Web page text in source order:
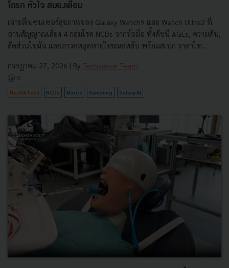
โตรก หัวใจ สมองเสื่อม
เจาะลึกเซนเซอร์สุขภาพของ Galaxy Watch9 และ Watch Ultra2 ที่
อ่านสัญญาณเสี่ยง 4 กลุ่มโรค NCDs จากข้อมือ ทั้งดัชนี AGEs, ความดัน,
สัดส่วนไขมัน และภาวะหยุดหายใจขณะหลับ พร้อมสเปก ราคาไท...
กรกฎาคม 27, 2026 | By Techsauce Team
0
HealthTech NCDs Mares Samsung Galaxy AI